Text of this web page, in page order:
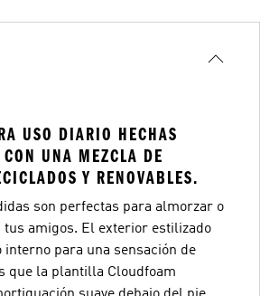
USO DIARIO HECHAS
UNA MEZCLA DE
Y RENOVABLES.
son perfectas para almorzar o
tus amigos. El exterior estilizado
para una sensación de
que la plantilla Cloudfoam